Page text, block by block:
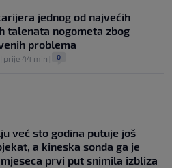
jednog od najvećih
talenata nogometa zbog
problema
prije 44 min 0
već sto godina putuje još
a kineska sonda ga je
prvi put snimila izbliza